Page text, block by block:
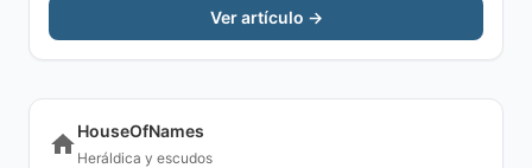
Ver artículo →
HouseOfNames
Heráldica y escudos